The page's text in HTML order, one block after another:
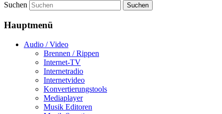
Suchen
Hauptmenü
Audio / Video
Brennen / Rippen
Internet-TV
Internetradio
Internetvideo
Konvertierungstools
Mediaplayer
Musik Editoren